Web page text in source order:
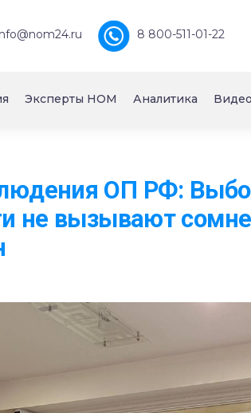
8 800-511-01-22
Эксперты НОМ Аналитика
ОП РФ:
не вызывают